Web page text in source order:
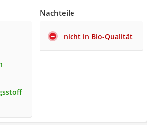
Nachteile
nicht in Bio-Qualität